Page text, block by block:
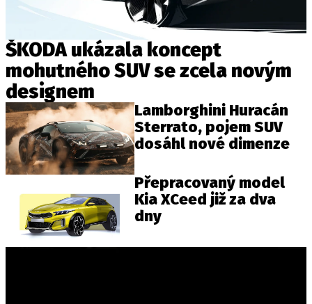
ŠKODA ukázala koncept
mohutného SUV se zcela novým
designem
Lamborghini Huracán
Sterrato, pojem SUV
dosáhl nové dimenze
Přepracovaný model
Kia XCeed již za dva
dny